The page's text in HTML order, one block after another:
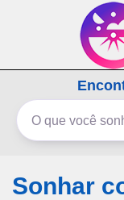
Os sonhos
Sonhar